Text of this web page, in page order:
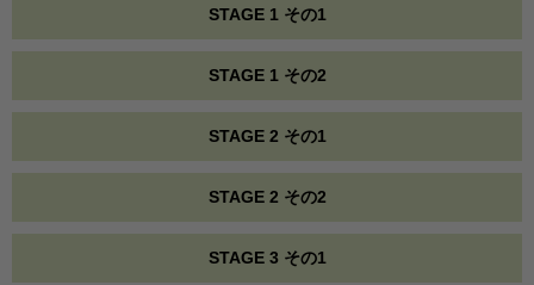
STAGE 1 その1
STAGE 1 その2
STAGE 2 その1
STAGE 2 その2
STAGE 3 その1